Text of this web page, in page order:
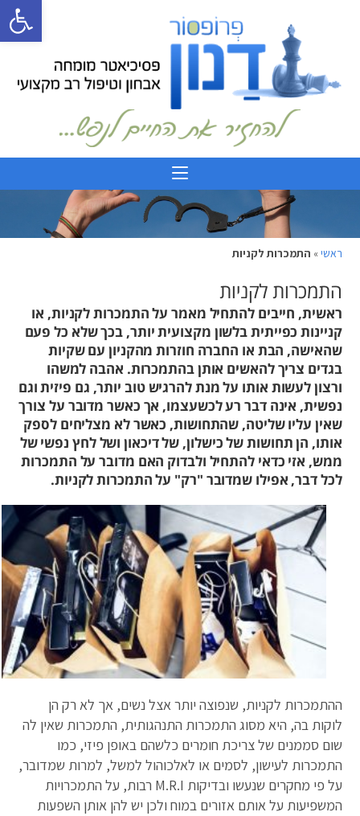
ראשי» התמכרות לקניות
התמכרות לקניות
ראשית, חייבים להתחיל מאמר על התמכרות לקניות, או
קניינות כפייתית בלשון מקצועית יותר, בכך שלא כל פעם
שהאישה, הבת או החברה חוזרות מהקניון עם שקיות
בגדים צריך להאשים אותן בהתמכרות. אהבה למשהו
ורצון לעשות אותו על מנת להרגיש טוב יותר, גם פיזית וגם
נפשית, אינה דבר רע לכשעצמו, אך כאשר מדובר על צורך
שאין עליו שליטה, שהתחושות, כאשר לא מצליחים לספק
אותו, הן תחושות של כישלון, של דיכאון ושל לחץ נפשי של
ממש, אזי כדאי להתחיל ולבדוק האם מדובר על התמכרות
לכל דבר, אפילו שמדובר "רק" על התמכרות לקניות.
ההתמכרות לקניות, שנפוצה יותר אצל נשים, אך לא רק הן
לוקות בה, היא מסוג התמכרות התנהגותית, התמכרות שאין לה
שום סממנים של צריכת חומרים כלשהם באופן פיזי, כמו
התמכרות לעישון, לסמים או לאלכוהול למשל, למרות שמדובר,
על פי מחקרים שנעשו ובדיקות M.R.I רבות, על התמכרויות
המשפיעות על אותם אזורים במוח ולכן יש להן אותן השפעות